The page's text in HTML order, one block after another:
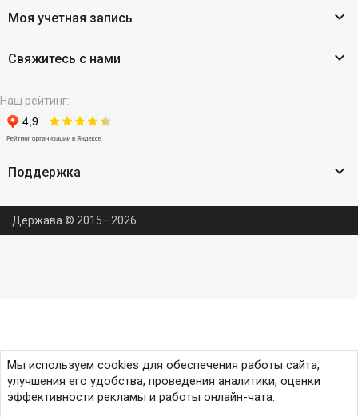
Моя учетная запись 
Свяжитесь с нами 
Наш рейтинг:
Поддержка 
Держава © 2015—2026
Мы используем cookies для обеспечения работы сайта,
улучшения его удобства, проведения аналитики, оценки
эффективности рекламы и работы онлайн-чата.